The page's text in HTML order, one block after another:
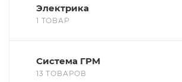
Электрика
1 ТОВАР
Система ГРМ
13 ТОВАРОВ